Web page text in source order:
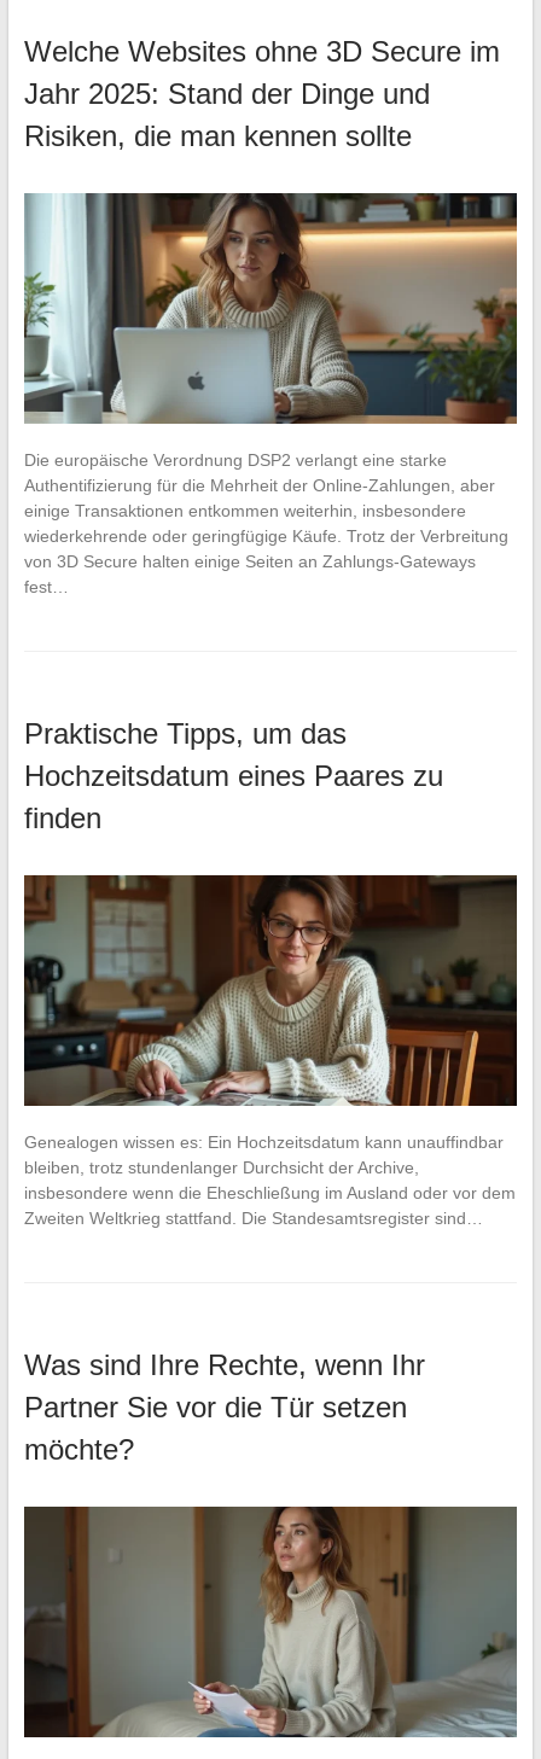
Welche Websites ohne 3D Secure im
Jahr 2025: Stand der Dinge und
Risiken, die man kennen sollte
Die europäische Verordnung DSP2 verlangt eine starke
Authentifizierung für die Mehrheit der Online-Zahlungen, aber
einige Transaktionen entkommen weiterhin, insbesondere
wiederkehrende oder geringfügige Käufe. Trotz der Verbreitung
von 3D Secure halten einige Seiten an Zahlungs-Gateways
fest…
Praktische Tipps, um das
Hochzeitsdatum eines Paares zu
finden
Genealogen wissen es: Ein Hochzeitsdatum kann unauffindbar
bleiben, trotz stundenlanger Durchsicht der Archive,
insbesondere wenn die Eheschließung im Ausland oder vor dem
Zweiten Weltkrieg stattfand. Die Standesamtsregister sind…
Was sind Ihre Rechte, wenn Ihr
Partner Sie vor die Tür setzen
möchte?